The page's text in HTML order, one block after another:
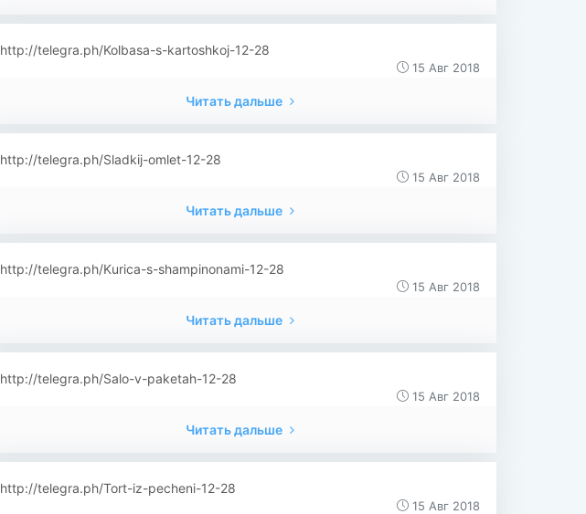
http://telegra.ph/Kolbasa-s-kartoshkoj-12-28
15 Авг 2018
Читать дальше
http://telegra.ph/Sladkij-omlet-12-28
15 Авг 2018
Читать дальше
http://telegra.ph/Kurica-s-shampinonami-12-28
15 Авг 2018
Читать дальше
http://telegra.ph/Salo-v-paketah-12-28
15 Авг 2018
Читать дальше
http://telegra.ph/Tort-iz-pecheni-12-28
15 Авг 2018